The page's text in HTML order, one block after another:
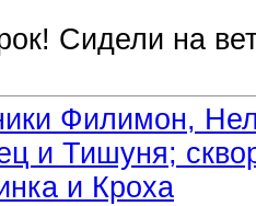
Сидели на
Филимон,
и Тишуня;
и Кроха